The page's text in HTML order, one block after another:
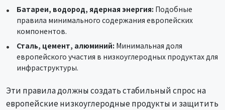
Батареи, водород, ядерная энергия: Подобные
правила минимального содержания европейских
компонентов.
Сталь, цемент, алюминий: Минимальная доля
европейского участия в низкоуглеродных продуктах для
инфраструктуры.
Эти правила должны создать стабильный спрос на
европейские низкоуглеродные продукты и защитить